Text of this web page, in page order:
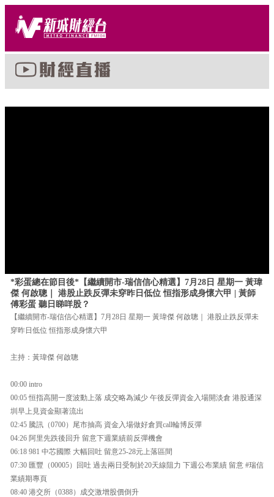
*彩蛋總在節目後*【繼續開市-瑞信信心精選】7月28日 星期一 黃瑋
傑 何啟聰｜ 港股止跌反彈未穿昨日低位 恒指形成身懷六甲 | 黃師
傅彩蛋 聽日睇咩股？
【繼續開市-瑞信信心精選】7月28日 星期一 黃瑋傑 何啟聰｜ 港股止跌反彈未
穿昨日低位 恒指形成身懷六甲
主持：黃瑋傑 何啟聰
00:00 intro
00:05 恒指高開一度波動上落 成交略為減少 午後反彈資金入場開淡倉 港股通深
圳早上見資金顯著流出
02:45 騰訊（0700）尾市抽高 資金入場做好倉買call輪博反彈
04:26 阿里先跌後回升 留意下週業績前反彈機會
06:18 981 中芯國際 大幅回吐 留意25-28元上落區間
07:30 匯豐（00005）回吐 過去兩日受制於20天線阻力 下週公布業績 留意 #瑞信
業績期專頁
08:40 港交所（0388）成交激增股價倒升